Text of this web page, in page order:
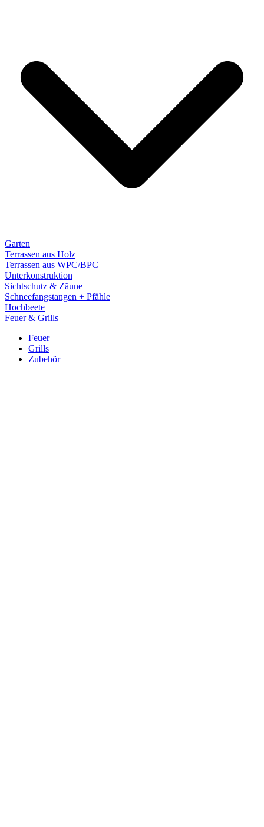
Garten
Terrassen aus Holz
Terrassen aus WPC/BPC
Unterkonstruktion
Sichtschutz & Zäune
Schneefangstangen + Pfähle
Hochbeete
Feuer & Grills
Feuer
Grills
Zubehör